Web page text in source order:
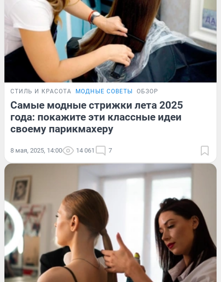
СТИЛЬ И КРАСОТА МОДНЫЕ СОВЕТЫ ОБЗОР
Самые модные стрижки лета 2025
года: покажите эти классные идеи
своему парикмахеру
8 мая, 2025, 14:00 14 061 7